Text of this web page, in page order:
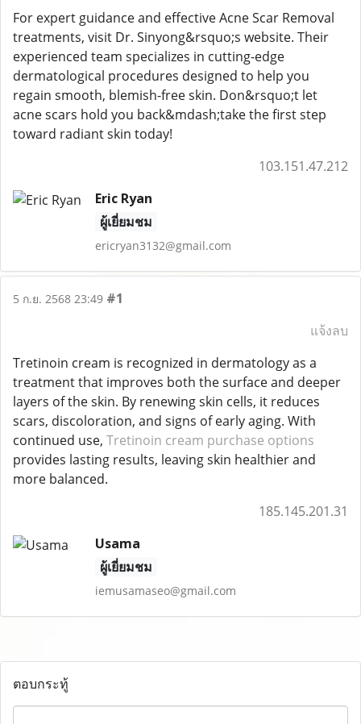
For expert guidance and effective Acne Scar Removal
treatments, visit Dr. Sinyong&rsquo;s website. Their
experienced team specializes in cutting-edge
dermatological procedures designed to help you
regain smooth, blemish-free skin. Don&rsquo;t let
acne scars hold you back&mdash;take the first step
toward radiant skin today!
103.151.47.212
Eric Ryan
ผู้เยี่ยมชม
ericryan3132@gmail.com
5 ก.ย. 2568 23:49 #1
แจ้งลบ
Tretinoin cream is recognized in dermatology as a
treatment that improves both the surface and deeper
layers of the skin. By renewing skin cells, it reduces
scars, discoloration, and signs of early aging. With
continued use, Tretinoin cream purchase options
provides lasting results, leaving skin healthier and
more balanced.
185.145.201.31
Usama
ผู้เยี่ยมชม
iemusamaseo@gmail.com
ตอบกระทู้